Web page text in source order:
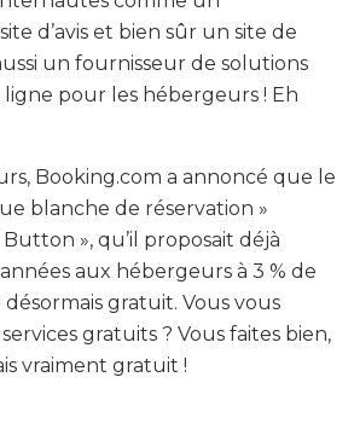
d’avis et bien sûr un site de
un fournisseur de solutions
pour les hébergeurs ! Eh
Booking.com a annoncé que le
blanche de réservation »
Button », qu’il proposait déjà
aux hébergeurs à 3 % de
désormais gratuit. Vous vous
gratuits ? Vous faites bien,
vraiment gratuit !